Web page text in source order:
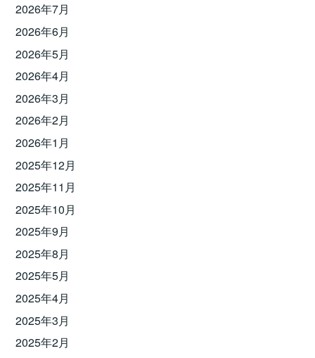
2026年7月
2026年6月
2026年5月
2026年4月
2026年3月
2026年2月
2026年1月
2025年12月
2025年11月
2025年10月
2025年9月
2025年8月
2025年5月
2025年4月
2025年3月
2025年2月